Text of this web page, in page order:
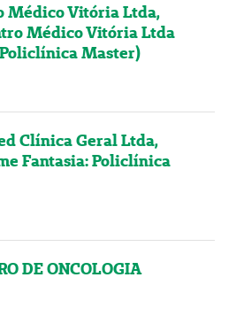
Médico Vitória Ltda,
Médico Vitória Ltda
Master)
Clínica Geral Ltda,
Fantasia: Policlínica
DE ONCOLOGIA